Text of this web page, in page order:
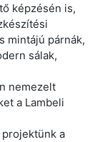
képzésén is,
mintájú párnák,
sálak,
nemezelt
a Lambeli
a